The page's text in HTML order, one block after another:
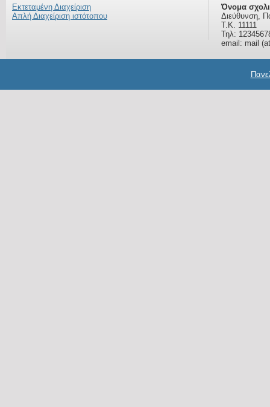
Εκτεταμένη Διαχείριση
Απλή Διαχείριση ιστότοπου
Όνομα
Διεύθυνση,
Τ.Κ. 11111
Τηλ:
email: mail